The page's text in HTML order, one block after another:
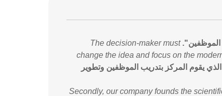
الموظفين". The decision-maker must
change the idea and focus on the
يقوم المركز بتدريب الموظفين وتطوير
Secondly, our company founds the